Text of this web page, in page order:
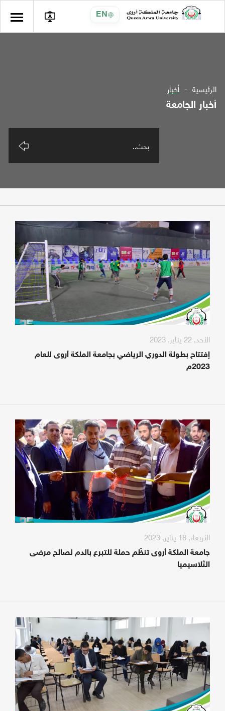
EN
الرئيسية أخبار
أخبار الجامعة
الأحد, 22 يناير, 2023
إفتتاح بطولة الدوري الرياضي بجامعة الملكة أروى للعام
2023م
الأربعاء, 18 يناير, 2023
جامعة الملكة أروى تنظّم حملة للتبرع بالدم لصالح مرضى
الثلاسيميا